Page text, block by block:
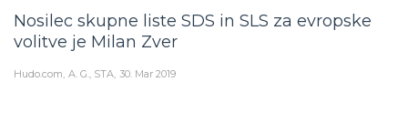
Nosilec skupne liste SDS in SLS za evropske
volitve je Milan Zver
Hudo.com A. G., STA 30. Mar 2019